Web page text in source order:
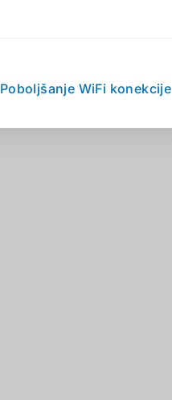
Poboljšanje WiFi konekcije